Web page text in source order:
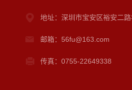
地址：深圳市宝安区裕安二
邮箱：56fu@163.com
传真：0755-22649338